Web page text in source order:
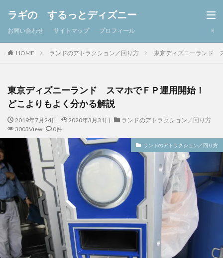
ラギの するっとディズニー
お問い合わせ サイトマップ プロフィール
HOME ランドのアトラクション／回り方 東京ディズニーランド
東京ディズニーランド スマホでＦＰ運用開始！
どこよりもよく分かる解説
2019年7月24日 2020年3月31日
ランドのアトラクション／回り方
3003View
0件
ランドのアトラクション／回り方